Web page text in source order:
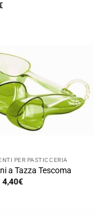
PER PASTICCERIA
a Tazza Tescoma
Il
prezzo
4,40€Il